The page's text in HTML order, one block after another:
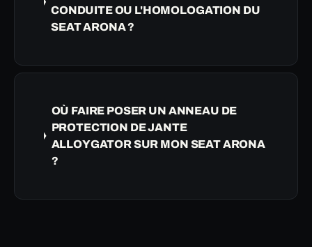
CONDUITE OU L'HOMOLOGATION DU
SEAT ARONA ?
OÙ FAIRE POSER UN ANNEAU DE
PROTECTION DE JANTE
ALLOYGATOR SUR MON SEAT ARONA
?